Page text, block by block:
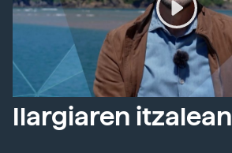
Ilargiaren itzalean